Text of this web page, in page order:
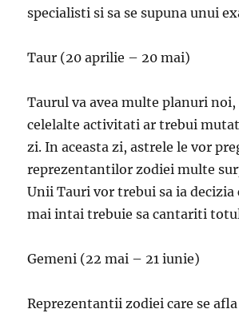
specialisti si sa se supuna unui
Taur (20 aprilie – 20 mai)
Taurul va avea multe planuri noi,
celelalte activitati ar trebui
zi. In aceasta zi, astrele le vor
reprezentantilor zodiei multe
Unii Tauri vor trebui sa ia decizia
mai intai trebuie sa cantariti
Gemeni (22 mai – 21 iunie)
Reprezentantii zodiei care se